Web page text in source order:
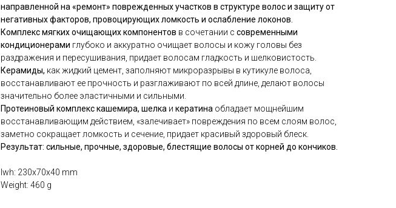
направленной на «ремонт» поврежденных участков в структуре волос и защиту от
негативных факторов, провоцирующих ломкость и ослабление локонов.
Комплекс мягких очищающих компонентов в сочетании с современными
кондиционерами глубоко и аккуратно очищает волосы и кожу головы без
раздражения и пересушивания, придает волосам гладкость и шелковистость.
Керамиды, как жидкий цемент, заполняют микроразрывы в кутикуле волоса,
восстанавливают ее прочность и разглаживают по всей длине, делают волосы
значительно более эластичными и сильными.
Протеиновый комплекс кашемира, шелка и кератина обладает мощнейшим
восстанавливающим действием, «залечивает» повреждения по всем слоям волос,
заметно сокращает ломкость и сечение, придает красивый здоровый блеск.
Результат: сильные, прочные, здоровые, блестящие волосы от корней до кончиков.
lwh: 230x70x40 mm
Weight: 460 g